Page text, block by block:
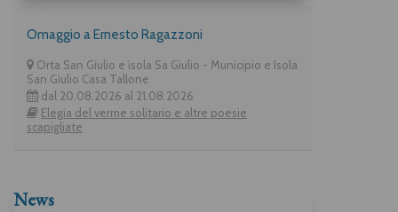
Omaggio a Ernesto Ragazzoni
Orta San Giulio e isola Sa Giulio - Municipio e Isola
San Giulio Casa Tallone
dal 20.08.2026 al 21.08.2026
Elegia del verme solitario e altre poesie
scapigliate
News